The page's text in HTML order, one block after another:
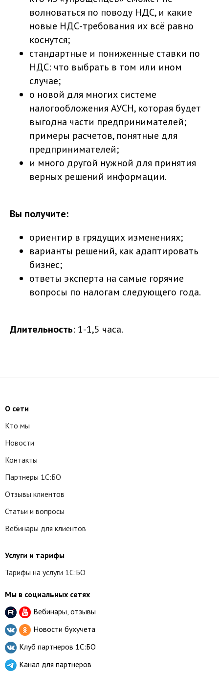
волноваться по поводу НДС, и какие
новые НДС-требования их всё равно
коснутся;
стандартные и пониженные ставки по
НДС: что выбрать в том или ином
случае;
о новой для многих системе
налогообложения АУСН, которая будет
выгодна части предпринимателей;
примеры расчетов, понятные для
предпринимателей;
и много другой нужной для принятия
верных решений информации.
Вы получите:
ориентир в грядущих изменениях;
варианты решений, как адаптировать
бизнес;
ответы эксперта на самые горячие
вопросы по налогам следующего года.
Длительность: 1-1,5 часа.
О сети
Кто мы
Новости
Контакты
Партнеры 1С:БО
Отзывы клиентов
Статьи и вопросы
Вебинары для клиентов
Услуги и тарифы
Тарифы на услуги 1С:БО
Мы в социальных сетях
Вебинары, отзывы
Новости бухучета
Клуб партнеров 1С:БО
Канал для партнеров